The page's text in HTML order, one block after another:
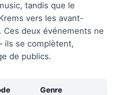
tandis que le
vers les avant-
Ces deux événements ne
ils se complètent,
de publics.
Genre